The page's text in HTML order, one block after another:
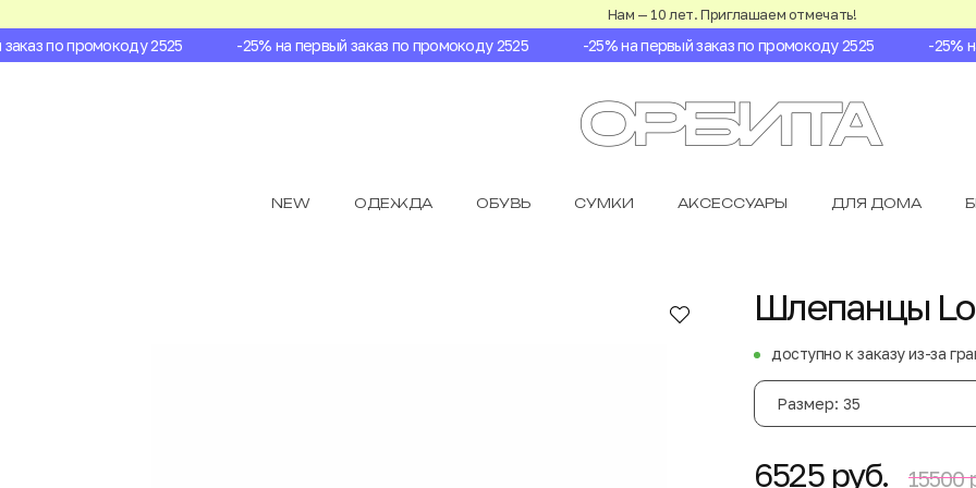
Нам — 10 лет. Приглашаем отмечать!
по промокоду 2525 -25% на первый заказ по промокоду 2525 -25% на первый заказ по промокоду 2525 -25% на
NEW ОДЕЖДА ОБУВЬ СУМКИ АКСЕССУАРЫ ДЛЯ ДОМА
Шлепанцы
доступно к заказу из-за
Размер: 35
6525 руб. 15500